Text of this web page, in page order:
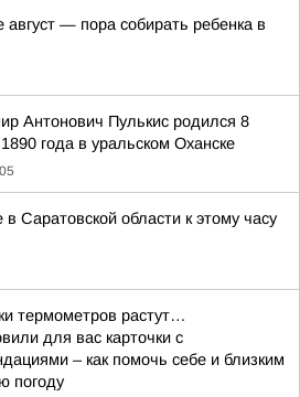
август — пора собирать ребенка в
Антонович Пулькис родился 8
1890 года в уральском Оханске
в Саратовской области к этому часу
термометров растут…
для вас карточки с
– как помочь себе и близким
погоду